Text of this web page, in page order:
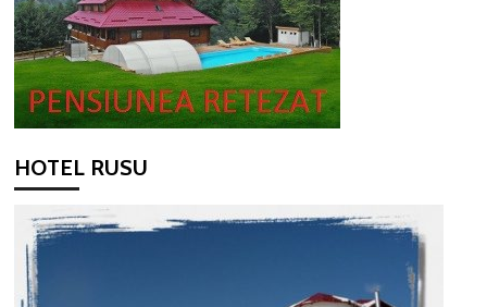
HOTEL RUSU